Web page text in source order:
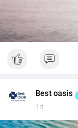
Best oasis
1 h